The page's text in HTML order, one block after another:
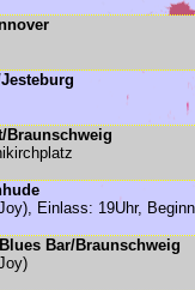
Braunschweig
Einlass: 19Uhr,
Bar/Braunschweig